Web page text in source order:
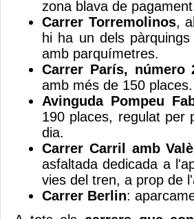
zona blava de
Carrer Torremolinos,
hi ha un dels
amb parquímetres.
Carrer París, número
amb més de 150 places.
Avinguda Pompeu
190 places, regulat per
dia.
Carrer Carril amb
asfaltada dedicada a
vies del tren, a prop de
Carrer Berlin: